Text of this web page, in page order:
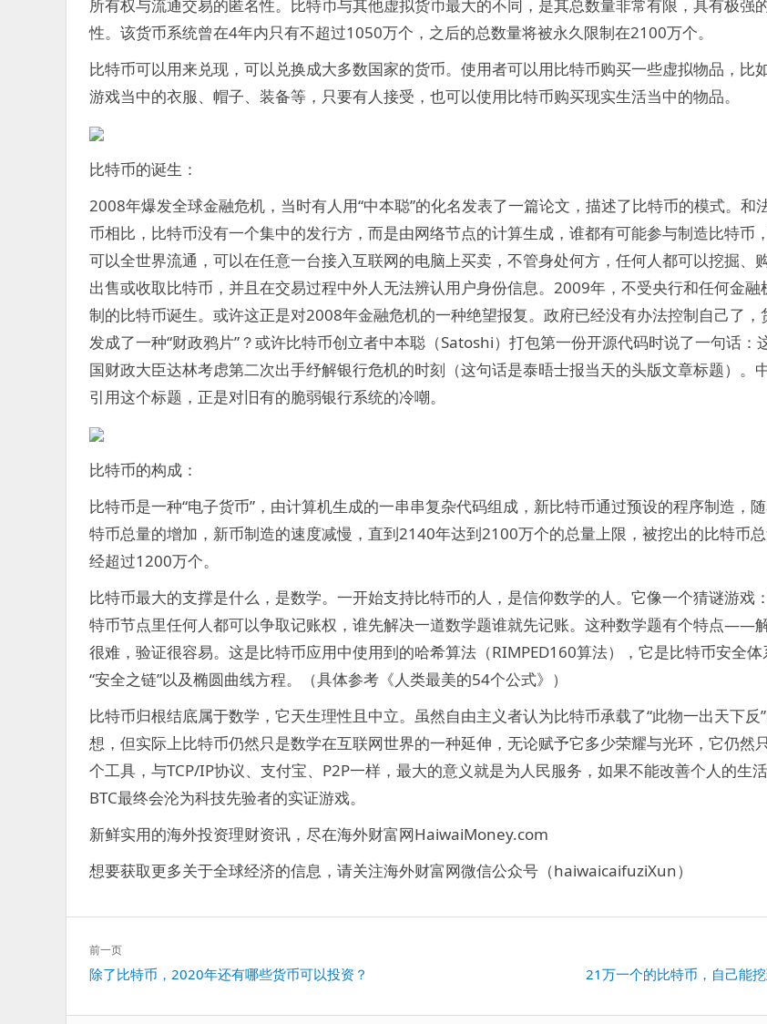
所有权与流通交易的匿名性。比特币与其他虚拟货币最大的不同，是其总数量非常有限，具有极强
性。该货币系统曾在4年内只有不超过1050万个，之后的总数量将被永久限制在2100万个。
比特币可以用来兑现，可以兑换成大多数国家的货币。使用者可以用比特币购买一些虚拟物品，比
游戏当中的衣服、帽子、装备等，只要有人接受，也可以使用比特币购买现实生活当中的物品。
比特币的诞生：
2008年爆发全球金融危机，当时有人用“中本聪”的化名发表了一篇论文，描述了比特币的模式。和
币相比，比特币没有一个集中的发行方，而是由网络节点的计算生成，谁都有可能参与制造比特币
可以全世界流通，可以在任意一台接入互联网的电脑上买卖，不管身处何方，任何人都可以挖掘、购
出售或收取比特币，并且在交易过程中外人无法辨认用户身份信息。2009年，不受央行和任何金融
制的比特币诞生。或许这正是对2008年金融危机的一种绝望报复。政府已经没有办法控制自己了，
发成了一种“财政鸦片”？或许比特币创立者中本聪（Satoshi）打包第一份开源代码时说了一句话：
国财政大臣达林考虑第二次出手纾解银行危机的时刻（这句话是泰晤士报当天的头版文章标题）。
引用这个标题，正是对旧有的脆弱银行系统的冷嘲。
比特币的构成：
比特币是一种“电子货币”，由计算机生成的一串串复杂代码组成，新比特币通过预设的程序制造，
特币总量的增加，新币制造的速度减慢，直到2140年达到2100万个的总量上限，被挖出的比特币
经超过1200万个。
比特币最大的支撑是什么，是数学。一开始支持比特币的人，是信仰数学的人。它像一个猜谜游戏
特币节点里任何人都可以争取记账权，谁先解决一道数学题谁就先记账。这种数学题有个特点——
很难，验证很容易。这是比特币应用中使用到的哈希算法（RIMPED160算法），它是比特币安全体
“安全之链”以及椭圆曲线方程。（具体参考《人类最美的54个公式》）
比特币归根结底属于数学，它天生理性且中立。虽然自由主义者认为比特币承载了“此物一出天下反
想，但实际上比特币仍然只是数学在互联网世界的一种延伸，无论赋予它多少荣耀与光环，它仍然
个工具，与TCP/IP协议、支付宝、P2P一样，最大的意义就是为人民服务，如果不能改善个人的生活
BTC最终会沦为科技先验者的实证游戏。
新鲜实用的海外投资理财资讯，尽在海外财富网HaiwaiMoney.com
想要获取更多关于全球经济的信息，请关注海外财富网微信公众号（haiwaicaifuziXun）
文
章
导
航
前一页
上
篇：
除了比特币，2020年还有哪些货币可以投资？
篇：
21万一个的比特币，自己能挖